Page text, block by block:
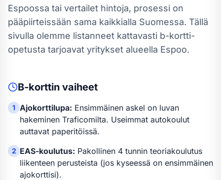
Espoossa tai vertailet hintoja, prosessi on
pääpiirteissään sama kaikkialla Suomessa. Tällä
sivulla olemme listanneet kattavasti b-kortti-
opetusta tarjoavat yritykset alueella Espoo.
B-korttin vaiheet
1 Ajokorttilupa: Ensimmäinen askel on luvan
hakeminen Traficomilta. Useimmat autokoulut
auttavat paperitöissä.
2 EAS-koulutus: Pakollinen 4 tunnin teoriakoulutus
liikenteen perusteista (jos kyseessä on ensimmäinen
ajokorttisi).